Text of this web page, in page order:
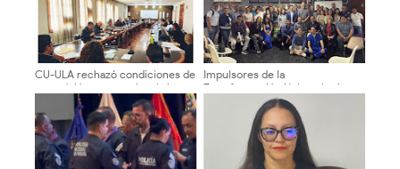
CU-ULA rechazó condiciones de
pago del bono vacacional al
sector universitario
Impulsores de la
Transformación Universitaria
activan estructura electoral en
facultades y núcleos